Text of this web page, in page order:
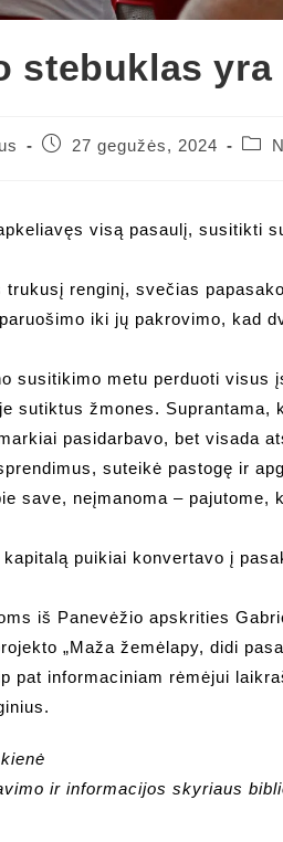
stebuklas yra
27 gegužės, 2024
visą pasaulį, susitikti
trukusį renginį, svečias
iki jų pakrovimo, kad
susitikimo metu perduoti
sutiktus žmones.
pasidarbavo, bet visada
suteikė pastogę ir
save, neįmanoma –
puikiai konvertavo į
iš Panevėžio apskrities
„Maža žemėlapy, didi
pat informaciniam rėmėjui
ir informacijos skyriaus